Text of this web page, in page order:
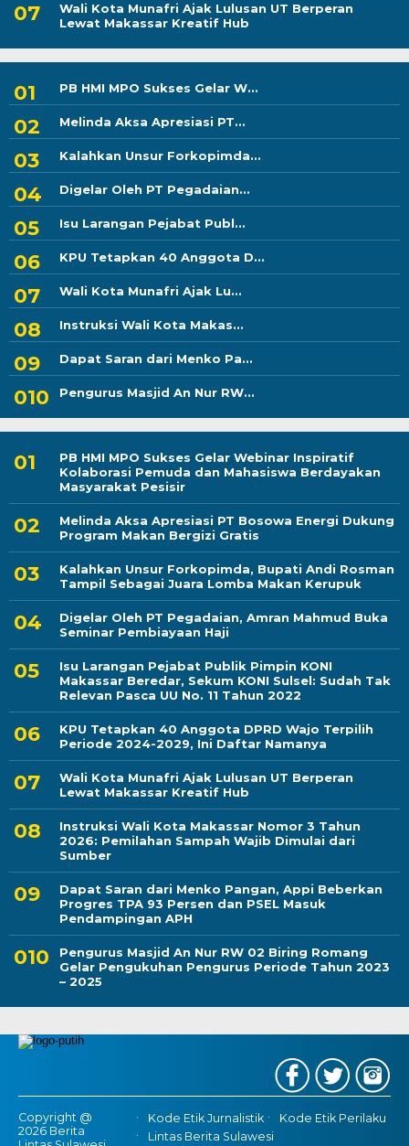
Wali Kota Munafri Ajak Lulusan UT Berperan
Lewat Makassar Kreatif Hub
PB HMI MPO Sukses Gelar W...
Melinda Aksa Apresiasi PT...
Kalahkan Unsur Forkopimda...
Digelar Oleh PT Pegadaian...
Isu Larangan Pejabat Publ...
KPU Tetapkan 40 Anggota D...
Wali Kota Munafri Ajak Lu...
Instruksi Wali Kota Makas...
Dapat Saran dari Menko Pa...
Pengurus Masjid An Nur RW...
PB HMI MPO Sukses Gelar Webinar Inspiratif
Kolaborasi Pemuda dan Mahasiswa Berdayakan
Masyarakat Pesisir
Melinda Aksa Apresiasi PT Bosowa Energi Dukung
Program Makan Bergizi Gratis
Kalahkan Unsur Forkopimda, Bupati Andi Rosman
Tampil Sebagai Juara Lomba Makan Kerupuk
Digelar Oleh PT Pegadaian, Amran Mahmud Buka
Seminar Pembiayaan Haji
Isu Larangan Pejabat Publik Pimpin KONI
Makassar Beredar, Sekum KONI Sulsel: Sudah Tak
Relevan Pasca UU No. 11 Tahun 2022
KPU Tetapkan 40 Anggota DPRD Wajo Terpilih
Periode 2024-2029, Ini Daftar Namanya
Wali Kota Munafri Ajak Lulusan UT Berperan
Lewat Makassar Kreatif Hub
Instruksi Wali Kota Makassar Nomor 3 Tahun
2026: Pemilahan Sampah Wajib Dimulai dari
Sumber
Dapat Saran dari Menko Pangan, Appi Beberkan
Progres TPA 93 Persen dan PSEL Masuk
Pendampingan APH
Pengurus Masjid An Nur RW 02 Biring Romang
Gelar Pengukuhan Pengurus Periode Tahun 2023
– 2025
Copyright @
2026 Berita
Kode Etik Jurnalistik
Kode Etik Perilaku
Lintas Berita Sulawesi